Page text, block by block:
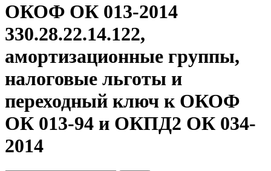
ОКОФ ОК 013-2014
330.28.22.14.122,
амортизационные группы,
налоговые льготы и
переходный ключ к ОКОФ
ОК 013-94 и ОКПД2 ОК 034-
2014